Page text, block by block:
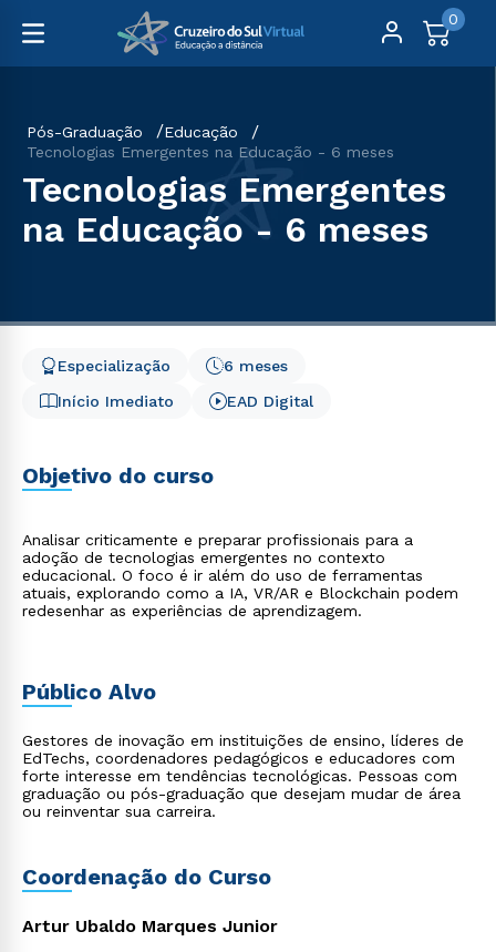
0
Pós-Graduação
Educação
Tecnologias Emergentes na Educação - 6 meses
Tecnologias Emergentes
na Educação - 6 meses
Início Imediato
6 meses
Especialização
EAD Digital
Objetivo do curso
Analisar criticamente e preparar profissionais para a
adoção de tecnologias emergentes no contexto
educacional. O foco é ir além do uso de ferramentas
atuais, explorando como a IA, VR/AR e Blockchain podem
redesenhar as experiências de aprendizagem.
Público Alvo
Gestores de inovação em instituições de ensino, líderes de
EdTechs, coordenadores pedagógicos e educadores com
forte interesse em tendências tecnológicas. Pessoas com
graduação ou pós-graduação que desejam mudar de área
ou reinventar sua carreira.
Coordenação do Curso
Artur Ubaldo Marques Junior